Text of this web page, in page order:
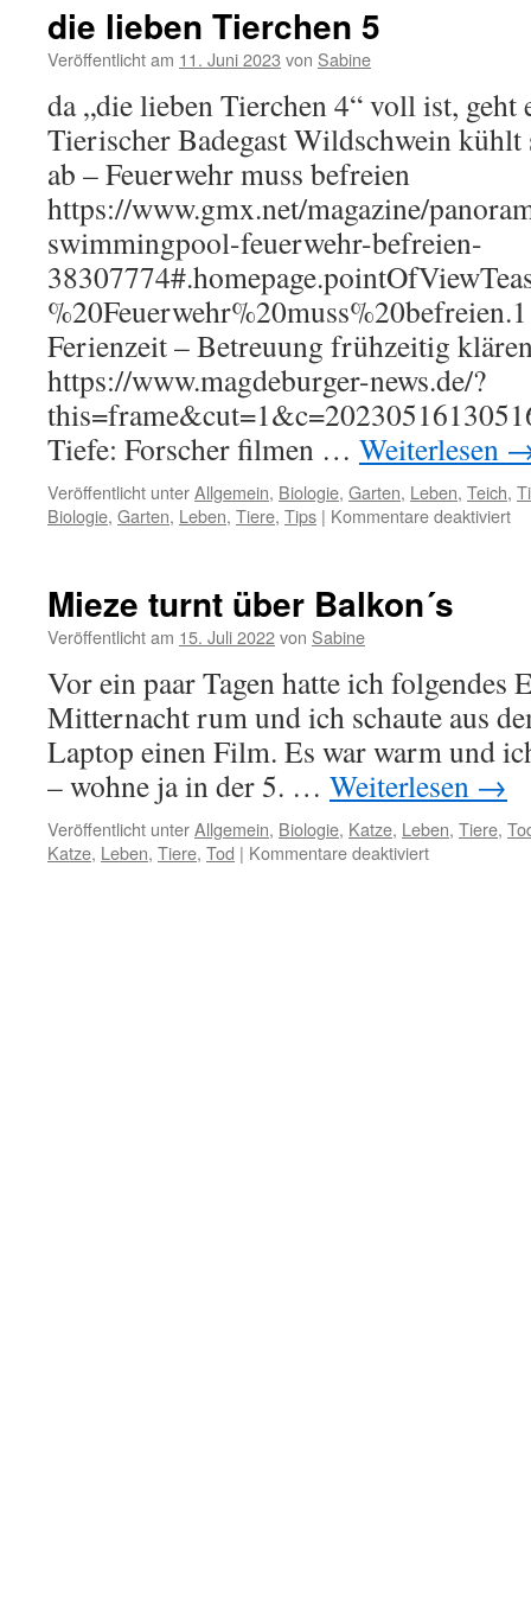
die lieben Tierchen 5
Veröffentlicht am 11. Juni 2023 von Sabine
da „die lieben Tierchen 4“ voll ist, geht
Tierischer Badegast Wildschwein
ab – Feuerwehr muss befreien
https://www.gmx.net/magazine/
swimmingpool-feuerwehr-befreien-
Ferienzeit – Betreuung frühzeitig
https://www.magdeburger-news.de/?
Tiefe: Forscher filmen … Weiterlesen
Veröffentlicht unterAllgemein, Biologie, Garten, Leben, Teich,
Biologie, Garten, Leben, Tiere, Tips | Kommentare deaktiviertfür
Mieze turnt über Balkon´s
Veröffentlicht am 15. Juli 2022von Sabine
Vor ein paar Tagen hatte ich folgendes
Mitternacht rum und ich schaute aus
Laptop einen Film. Es war warm und
– wohne ja in der 5. … Weiterlesen →
Veröffentlicht unterAllgemein, Biologie, Katze, Leben, Tiere,
Katze, Leben, Tiere, Tod | Kommentare deaktiviertfür